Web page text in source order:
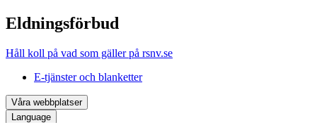
Eldningsförbud
Håll koll på vad som gäller på rsnv.se
E-tjänster och blanketter
Våra webbplatser
Language